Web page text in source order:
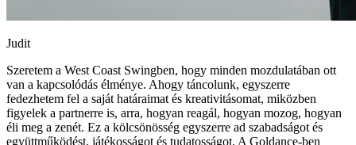
Judit
Szeretem a West Coast Swingben, hogy minden mozdulatában ott
van a kapcsolódás élménye. Ahogy táncolunk, egyszerre
fedezhetem fel a saját határaimat és kreativitásomat, miközben
figyelek a partnerre is, arra, hogyan reagál, hogyan mozog, hogyan
éli meg a zenét. Ez a kölcsönösség egyszerre ad szabadságot és
együttműködést, játékosságot és tudatosságot. A Goldance-ben